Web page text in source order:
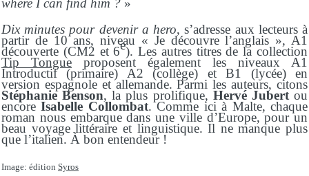
Dix minutes pour devenir a hero, s’adresse aux lecteurs à
partir de 10 ans, niveau « Je découvre l’anglais », A1
découverte (CM2 et 6e). Les autres titres de la collection
Tip Tongue proposent également les niveaux A1
Introductif (primaire) A2 (collège) et B1 (lycée) en
version espagnole et allemande. Parmi les auteurs, citons
Stéphanie Benson, la plus prolifique, Hervé Jubertou
encoreIsabelle Collombat. Comme ici à Malte, chaque
roman nous embarque dans une ville d’Europe, pour un
beau voyage littéraire et linguistique. Il ne manque plus
que l’italien. À bon entendeur !
Image: édition Syros